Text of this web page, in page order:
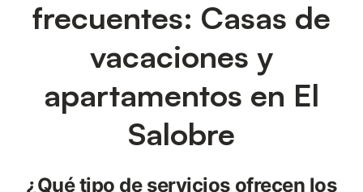
frecuentes: Casas de
vacaciones y
apartamentos en El
Salobre
¿Qué tipo de servicios ofrecen los